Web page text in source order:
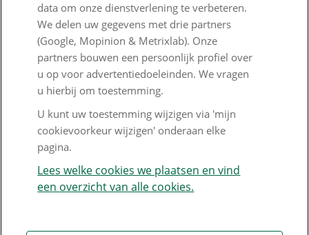
Digitale toegankelijkheid
Goed Bezig
Klantenservice
Contact
Veelgestelde vragen
Klachtenregeling
Nieuwsbrief
data om onze dienstverlening te verbeteren.
We delen uw gegevens met drie partners
(Google, Mopinion & Metrixlab). Onze
partners bouwen een persoonlijk profiel over
u op voor advertentiedoeleinden. We vragen
u hierbij om toestemming.
U kunt uw toestemming wijzigen via 'mijn
cookievoorkeur wijzigen' onderaan elke
pagina.
Lees welke cookies we plaatsen en vind
een overzicht van alle cookies.